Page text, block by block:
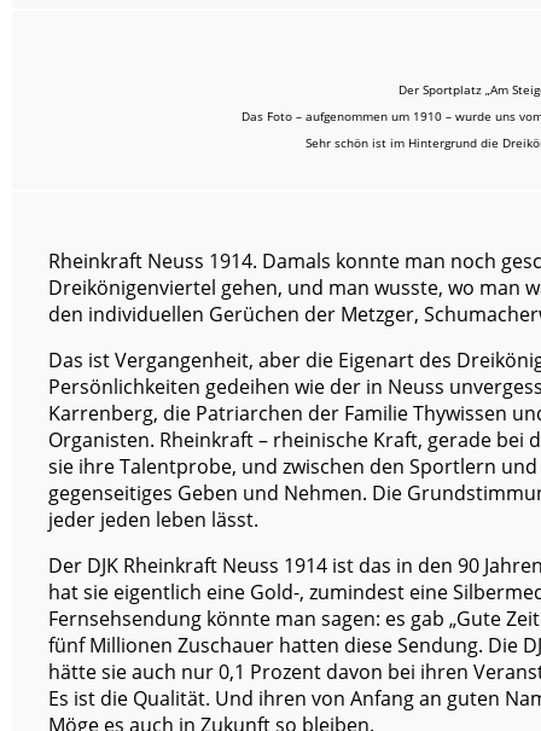
Der Sportplatz „Am
Das Foto – aufgenommen um 1910 – wurde uns
Sehr schön ist im Hintergrund die
Rheinkraft Neuss 1914. Damals konnte man noch
Dreikönigenviertel gehen, und man wusste, wo man
den individuellen Gerüchen der Metzger,
Das ist Vergangenheit, aber die Eigenart des
Persönlichkeiten gedeihen wie der in Neuss
Karrenberg, die Patriarchen der Familie Thywissen
Organisten. Rheinkraft – rheinische Kraft, gerade
sie ihre Talentprobe, und zwischen den Sportlern
gegenseitiges Geben und Nehmen. Die
jeder jeden leben lässt.
Der DJK Rheinkraft Neuss 1914 ist das in den 90
hat sie eigentlich eine Gold-, zumindest eine
Fernsehsendung könnte man sagen: es gab „Gute
fünf Millionen Zuschauer hatten diese Sendung. Die
hätte sie auch nur 0,1 Prozent davon bei ihren
Es ist die Qualität. Und ihren von Anfang an guten
Möge es auch in Zukunft so bleiben.